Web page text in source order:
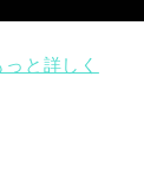
と詳しく